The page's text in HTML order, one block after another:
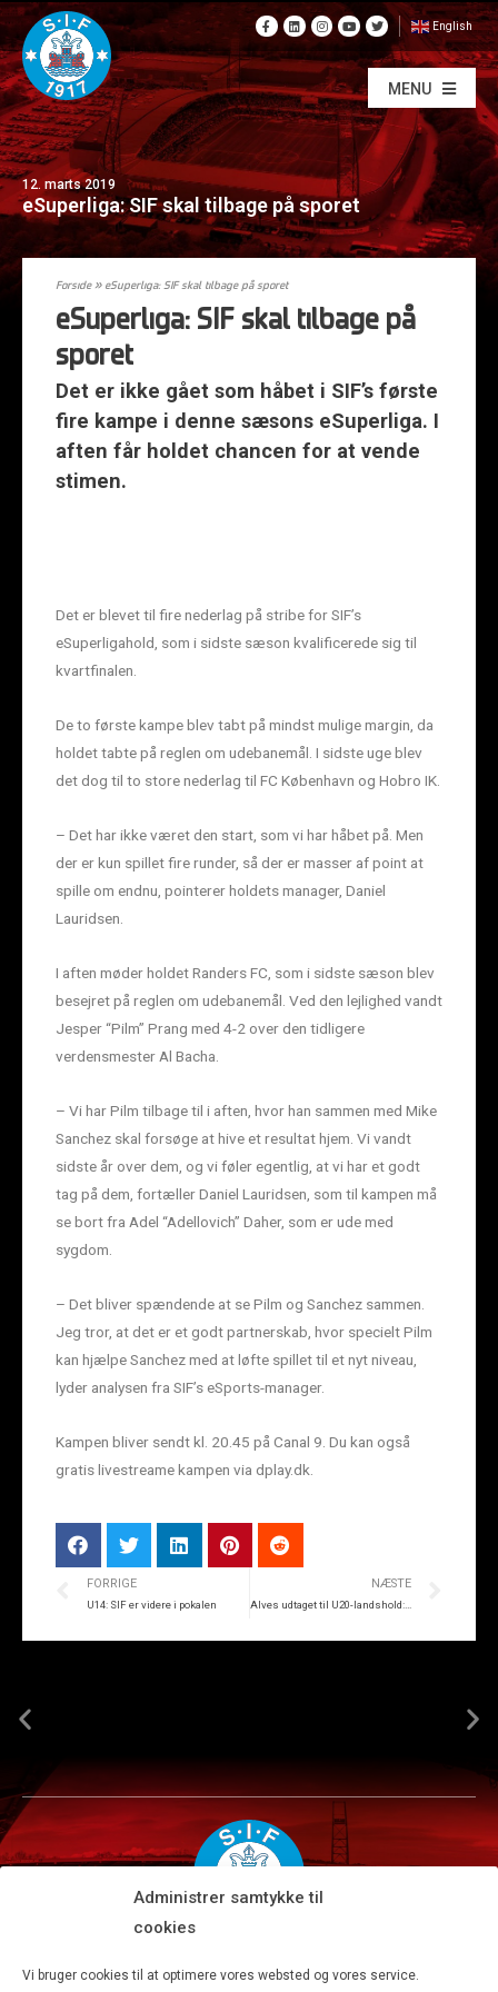
Administrer samtykke til
cookies
Vi bruger cookies til at optimere vores websted og vores service.
English
MENU
12. marts 2019
eSuperliga: SIF skal tilbage på sporet
Forside» eSuperliga: SIF skal tilbage på sporet
eSuperliga: SIF skal tilbage på
sporet
Det er ikke gået som håbet i SIF’s første
fire kampe i denne sæsons eSuperliga. I
aften får holdet chancen for at vende
stimen.
Det er blevet til fire nederlag på stribe for SIF’s
eSuperligahold, som i sidste sæson kvalificerede sig til
kvartfinalen.
De to første kampe blev tabt på mindst mulige margin, da
holdet tabte på reglen om udebanemål. I sidste uge blev
det dog til to store nederlag til FC København og Hobro IK.
– Det har ikke været den start, som vi har håbet på. Men
der er kun spillet fire runder, så der er masser af point at
spille om endnu, pointerer holdets manager, Daniel
Lauridsen.
I aften møder holdet Randers FC, som i sidste sæson blev
besejret på reglen om udebanemål. Ved den lejlighed vandt
Jesper “Pilm” Prang med 4-2 over den tidligere
verdensmester Al Bacha.
– Vi har Pilm tilbage til i aften, hvor han sammen med Mike
Sanchez skal forsøge at hive et resultat hjem. Vi vandt
sidste år over dem, og vi føler egentlig, at vi har et godt
tag på dem, fortæller Daniel Lauridsen, som til kampen må
se bort fra Adel “Adellovich” Daher, som er ude med
sygdom.
– Det bliver spændende at se Pilm og Sanchez sammen.
Jeg tror, at det er et godt partnerskab, hvor specielt Pilm
kan hjælpe Sanchez med at løfte spillet til et nyt niveau,
lyder analysen fra SIF’s eSports-manager.
Kampen bliver sendt kl. 20.45 på Canal 9. Du kan også
gratis livestreame kampen via dplay.dk.
FORRIGE
U14: SIF er videre i pokalen
NÆSTE
Alves udtaget til U20-landshold: Det er gået rigtig stærkt